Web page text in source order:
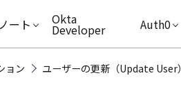
ート Okta
Developer Auth0
ョン ユーザーの更新（Update User）